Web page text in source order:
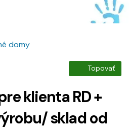
domy
Topovať
klienta RD +
sklad od